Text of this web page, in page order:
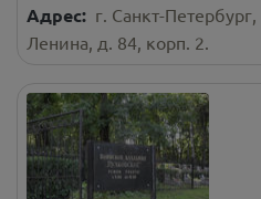
Адрес: г. Санкт-
Ленина, д. 84, корп. 2.